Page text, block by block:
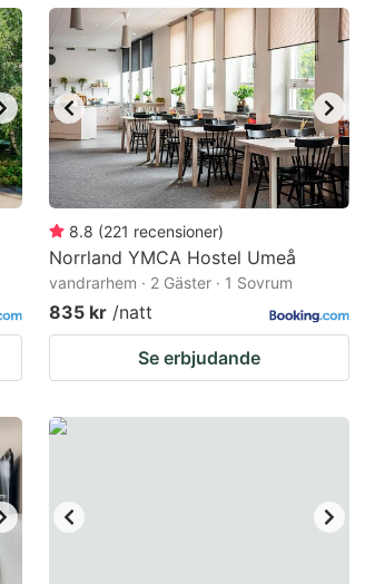
8.8 (221 recensioner)
Norrland YMCA Hostel Umeå
vandrarhem · 2 Gäster · 1 Sovrum
835 kr /natt
Se erbjudande